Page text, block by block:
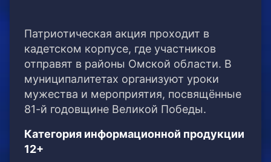
Патриотическая акция проходит в
кадетском корпусе, где участников
отправят в районы Омской области. В
муниципалитетах организуют уроки
мужества и мероприятия, посвящённые
81-й годовщине Великой Победы.
Категория информационной продукции
12+